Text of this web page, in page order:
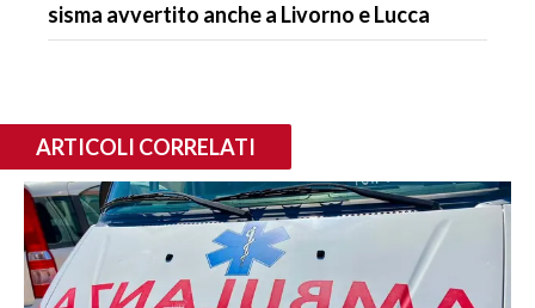
sisma avvertito anche a Livorno e Lucca
ARTICOLI CORRELATI